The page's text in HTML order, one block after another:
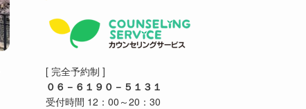
[ 完全予約制 ]
０６－６１９０－５１３１
受付時間 12：00～20：30